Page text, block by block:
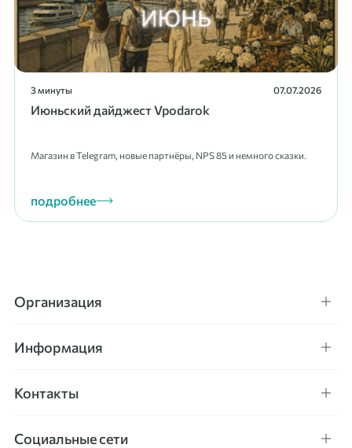
3 минуты 07.07.2026
Июньский дайджест Vpodarok
Магазин в Telegram, новые партнёры, NPS 85 и немного сказки.
подробнее
Организация
Информация
Контакты
Социальные сети